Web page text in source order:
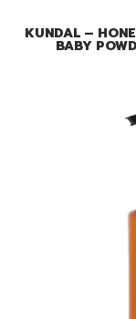
KUNDAL –
BABY